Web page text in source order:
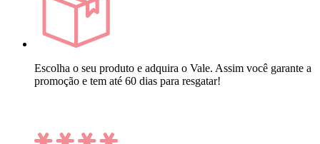
Escolha o seu produto e adquira o Vale. Assim você garante a
promoção e tem até 60 dias para resgatar!